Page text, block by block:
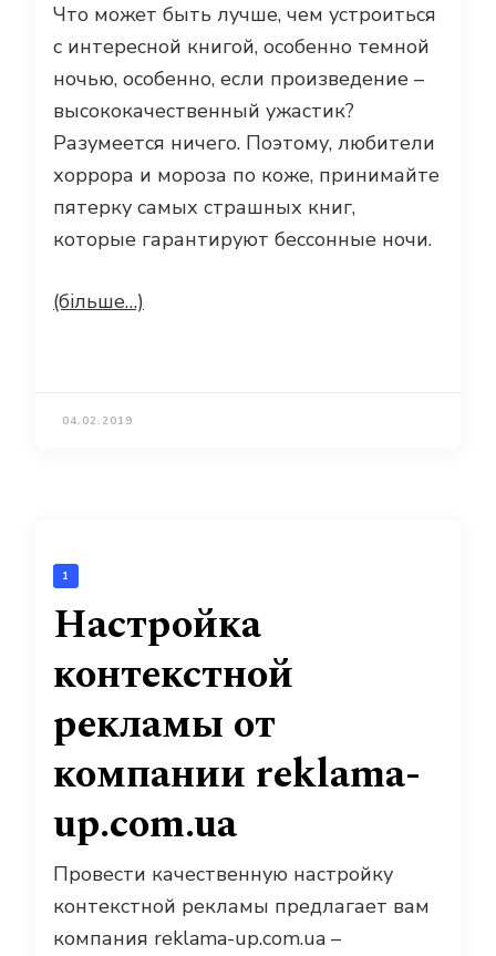
Что может быть лучше, чем устроиться
с интересной книгой, особенно темной
ночью, особенно, если произведение –
высококачественный ужастик?
Разумеется ничего. Поэтому, любители
хоррора и мороза по коже, принимайте
пятерку самых страшных книг,
которые гарантируют бессонные ночи.
(більше…)
04.02.2019
1
Настройка
контекстной
рекламы от
компании reklama-
up.com.ua
Провести качественную настройку
контекстной рекламы предлагает вам
компания reklama-up.com.ua –